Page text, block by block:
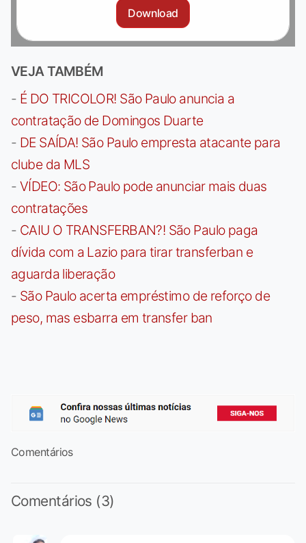
Download
VEJA TAMBÉM
- É DO TRICOLOR! São Paulo anuncia a
contratação de Domingos Duarte
- DE SAÍDA! São Paulo empresta atacante para
clube da MLS
- VÍDEO: São Paulo pode anunciar mais duas
contratações
- CAIU O TRANSFERBAN?! São Paulo paga
dívida com a Lazio para tirar transferban e
aguarda liberação
- São Paulo acerta empréstimo de reforço de
peso, mas esbarra em transfer ban
Comentários
Comentários (3)